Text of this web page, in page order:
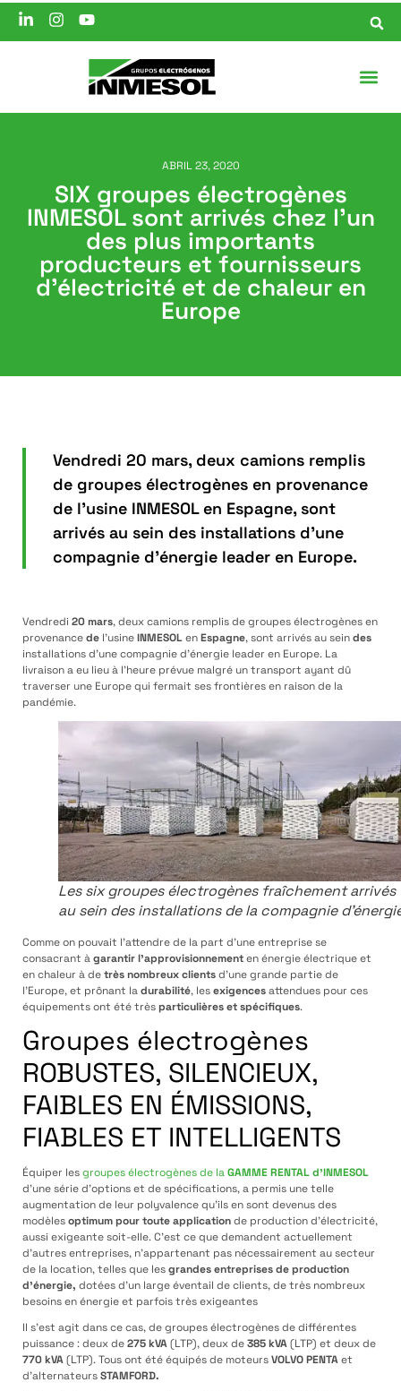
ABRIL 23, 2020
SIX groupes électrogènes
INMESOL sont arrivés chez l’un
des plus importants
producteurs et fournisseurs
d’électricité et de chaleur en
Europe
Vendredi 20 mars, deux camions remplis
de groupes électrogènes en provenance
de l'usine INMESOL en Espagne, sont
arrivés au sein des installations d'une
compagnie d'énergie leader en Europe.
Vendredi 20 mars, deux camions remplis de groupes électrogènes en
provenancede l’usineINMESOLenEspagne, sont arrivés au seindes
installations d’une compagnie d’énergie leader en Europe. La
livraison a eu lieu à l’heure prévue malgré un transport ayant dû
traverser une Europe qui fermait ses frontières en raison de la
pandémie.
Les six groupes électrogènes fraîchement arrivés
au sein des installations de la compagnie
Comme on pouvait l’attendre de la part d’une entreprise se
consacrant àgarantir l’approvisionnementen énergie électrique et
en chaleur à detrès nombreux clientsd’une grande partie de
l’Europe, et prônant ladurabilité, lesexigencesattendues pour ces
équipements ont été trèsparticulières et spécifiques.
Groupes électrogènes
ROBUSTES, SILENCIEUX,
FAIBLES EN ÉMISSIONS,
FIABLES ET INTELLIGENTS
Équiper lesgroupes électrogènes de laGAMME RENTAL d’INMESOL
d’une série d’options et de spécifications, a permis une telle
augmentation de leur polyvalence qu’ils en sont devenus des
modèlesoptimum pour toute applicationde production d’électricité,
aussi exigeante soit-elle. C’est ce que demandent actuellement
d’autres entreprises, n’appartenant pas nécessairement au secteur
de la location, telles que lesgrandes entreprises de production
d’énergie, dotées d’un large éventail de clients, de très nombreux
besoins en énergie et parfois très exigeantes
Il s’est agit dans ce cas, de groupes électrogènes de différentes
puissance : deux de275 kVA(LTP), deux de385 kVA(LTP) et deux de
770 kVA(LTP). Tous ont été équipés de moteursVOLVO PENTAet
d’alternateursSTAMFORD.